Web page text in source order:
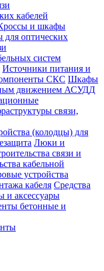
кабелей
и шкафы
оптических
систем
Источники питания и
СКС Шкафы
движением АСУДД
связи,
(колодцы) для
Люки и
связи и
кабельной
устройства
кабеля Средства
и аксессуары
бетонные и